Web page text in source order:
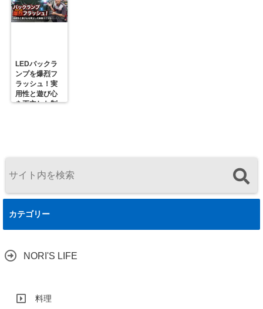
R31GONTA
LEDバックラ
ンプを爆烈フ
ラッシュ！実
用性と遊び心
を両立した制
カテゴリー
NORI'S LIFE
料理